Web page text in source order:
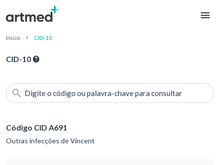
Início CID-10
CID-10
Digite o código ou palavra-chave para consultar
Código CID A691
Outras infecções de Vincent